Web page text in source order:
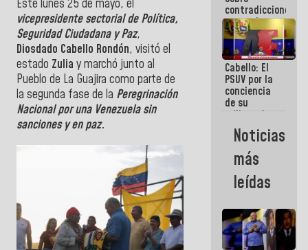
Este lunes 25 de mayo, el
vicepresidente sectorial de Política,
Seguridad Ciudadana y Paz,
Diosdado Cabello Rondón, visitó el
estado Zulia y marchó junto al
Pueblo de La Guajira como parte de
la segunda fase de la Peregrinación
Nacional por una Venezuela sin
sanciones y en paz.
hay
programa
contradicciones
y mentiras
de María
Machado:
¡Créanle!
Cabello: El
PSUV por la
conciencia
de su
militancia
es la
organización
política más
sólida de
Venezuela
Noticias
más
leídas